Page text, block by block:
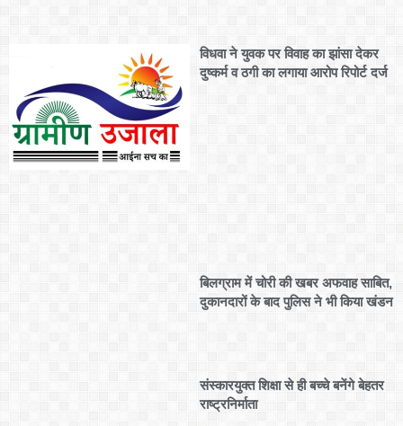
विधवा ने युवक पर विवाह का झांसा देकर
दुष्कर्म व ठगी का लगाया आरोप रिपोर्ट दर्ज
बिलग्राम में चोरी की खबर अफवाह साबित,
दुकानदारों के बाद पुलिस ने भी किया खंडन
संस्कारयुक्त शिक्षा से ही बच्चे बनेंगे बेहतर
राष्ट्रनिर्माता